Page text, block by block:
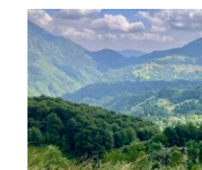
Visita
all’agriturismo